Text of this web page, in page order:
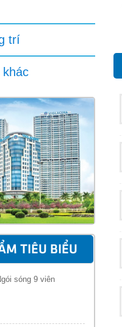
trí
khác
TIÊU BIỂU
sóng 9 viên